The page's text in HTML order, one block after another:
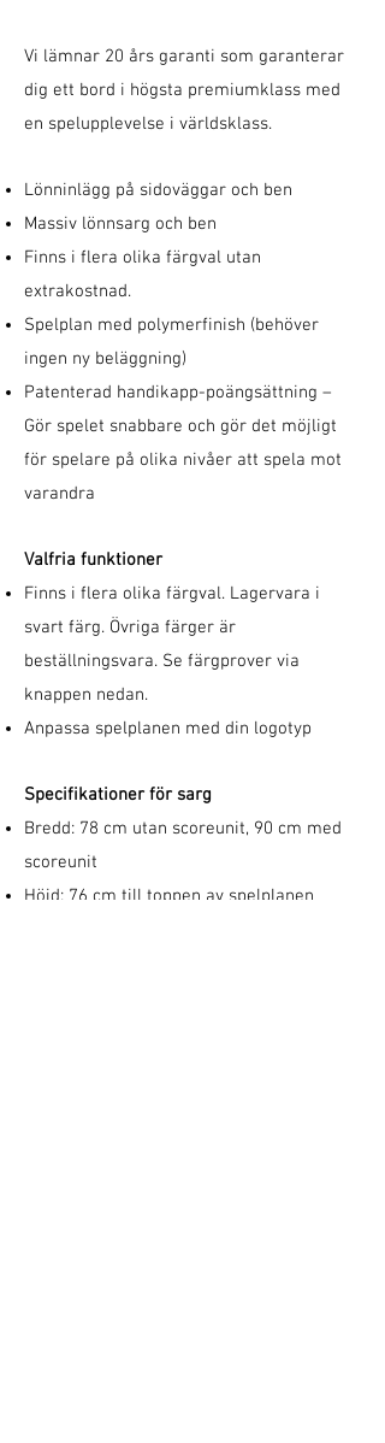
Vi lämnar 20 års garanti som garanterar
dig ett bord i högsta premiumklass med
en spelupplevelse i världsklass.
Lönninlägg på sidoväggar och ben
Massiv lönnsarg och ben
Finns i flera olika färgval utan
extrakostnad.
Spelplan med polymerfinish (behöver
ingen ny beläggning)
Patenterad handikapp-poängsättning –
Gör spelet snabbare och gör det möjligt
för spelare på olika nivåer att spela mot
varandra
Valfria funktioner
Finns i flera olika färgval. Lagervara i
svart färg. Övriga färger är
beställningsvara. Se färgprover via
knappen nedan.
Anpassa spelplanen med din logotyp
Specifikationer för sarg
Bredd: 78 cm utan scoreunit, 90 cm med
scoreunit
Höjd: 76 cm till toppen av spelplanen